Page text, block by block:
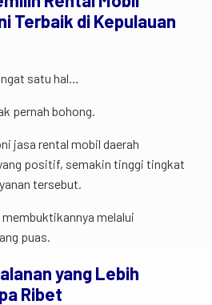
Terbaik di Kepulauan
satu hal…
pernah bohong.
jasa rental mobil daerah
positif, semakin tinggi tingkat
tersebut.
membuktikannya melalui
puas.
yang Lebih
Ribet